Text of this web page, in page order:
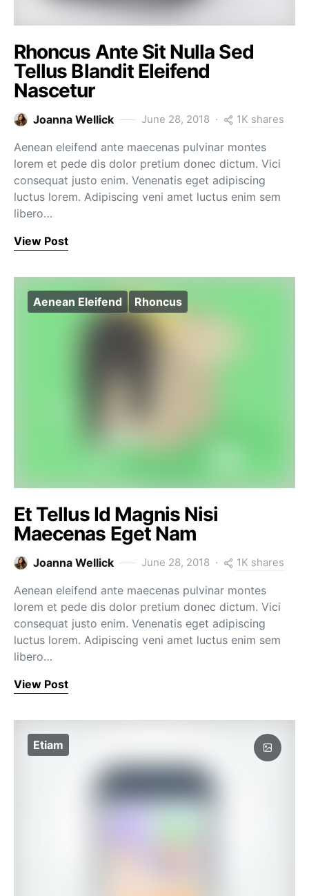
Rhoncus Ante Sit Nulla Sed
Tellus Blandit Eleifend
Nascetur
Joanna Wellick June 28, 2018 1K shares
Aenean eleifend ante maecenas pulvinar montes
lorem et pede dis dolor pretium donec dictum. Vici
consequat justo enim. Venenatis eget adipiscing
luctus lorem. Adipiscing veni amet luctus enim sem
libero…
View Post
Aenean Eleifend Rhoncus
Et Tellus Id Magnis Nisi
Maecenas Eget Nam
Joanna Wellick June 28, 2018 1K shares
Aenean eleifend ante maecenas pulvinar montes
lorem et pede dis dolor pretium donec dictum. Vici
consequat justo enim. Venenatis eget adipiscing
luctus lorem. Adipiscing veni amet luctus enim sem
libero…
View Post
Etiam